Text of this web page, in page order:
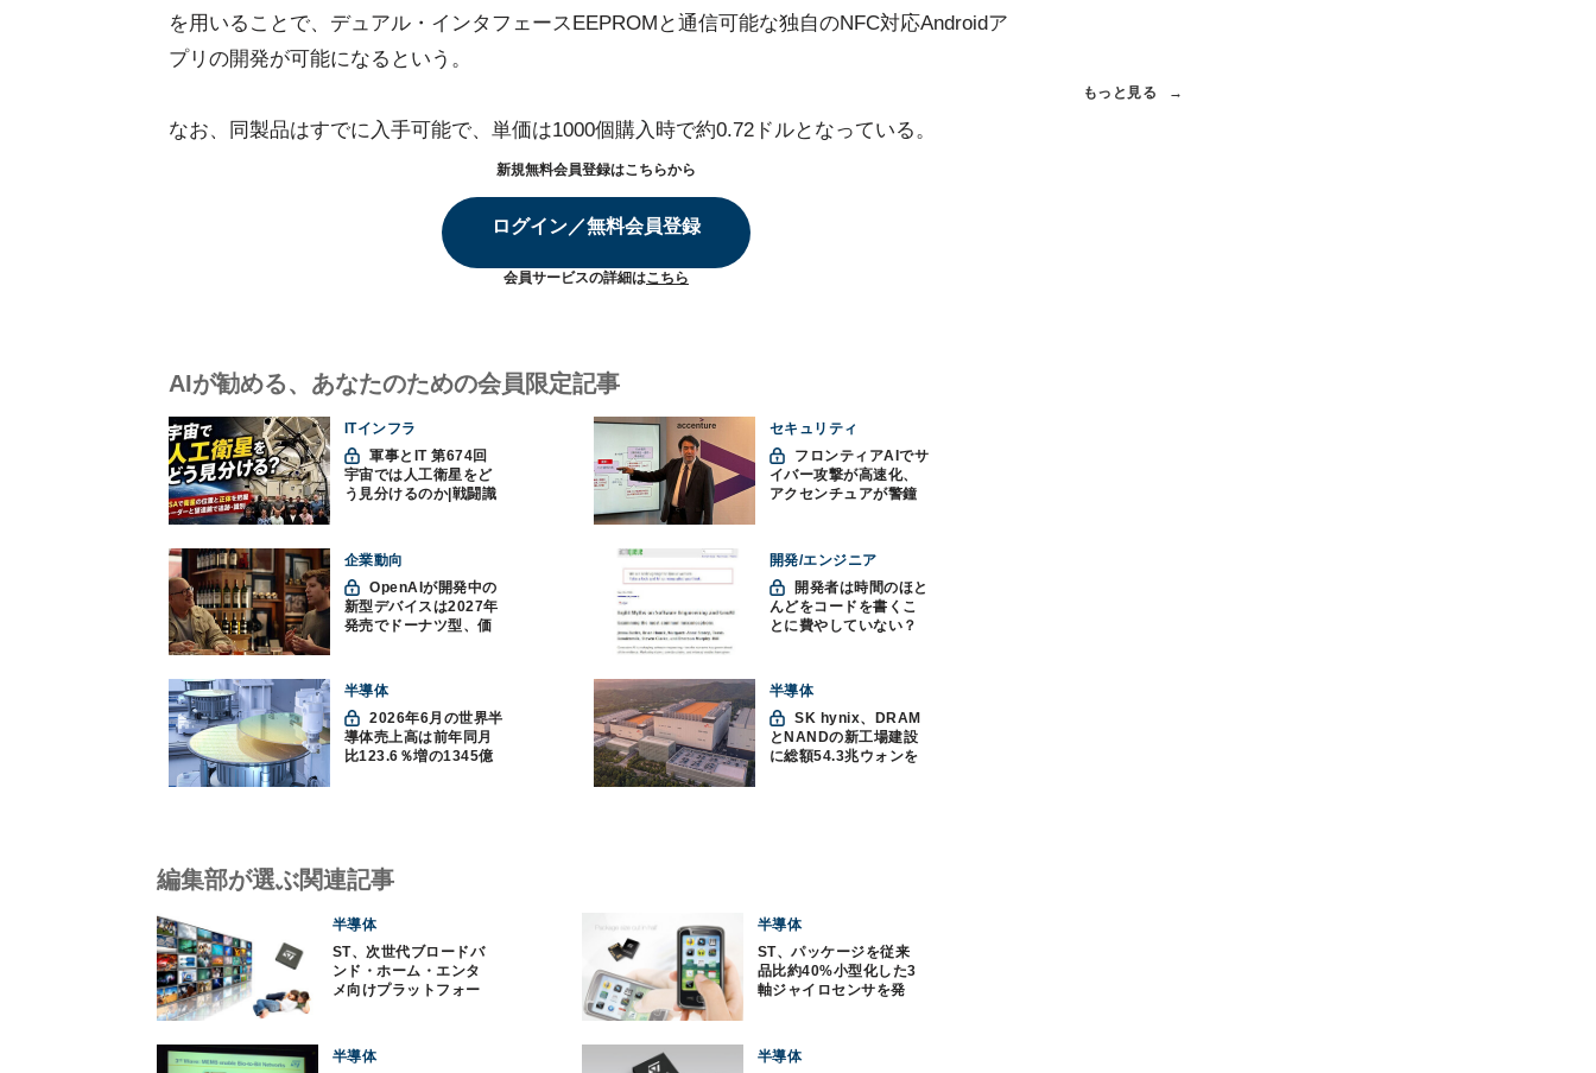
を用いることで、デュアル・インタフェースEEPROMと通信可能な独自のNFC対応Androidア
プリの開発が可能になるという。
なお、同製品はすでに入手可能で、単価は1000個購入時で約0.72ドルとなっている。
新規無料会員登録はこちらから
ログイン／無料会員登録
会員サービスの詳細はこちら
AIが勧める、あなたのための会員限定記事
ITインフラ
軍事とIT 第674回
宇宙では人工衛星をど
う見分けるのか|戦闘識
セキュリティ
イバー攻撃が高速化、
アクセンチュアが警鐘
企業動向
OpenAIが開発中の
新型デバイスは2027年
発売でドーナツ型、価
開発/エンジニア
んどをコードを書くこ
とに費やしていない？
つの神話への賛否
半導体
2026年6月の世界半
導体売上高は前年同月
比123.6％増の1345億
半導体
SK hynix、DRAM
とNANDの新工場建設
に総額54.3兆ウォンを
もっと見る
編集部が選ぶ関連記事
半導体
ST、次世代ブロードバ
ンド・ホーム・エンタ
メ向けプラットフォー
半導体
ST、パッケージを従来
品比約40%小型化した3
軸ジャイロセンサを発
半導体
半導体